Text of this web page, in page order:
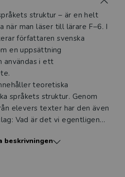
struktur – är en helt
när man läser till lärare F–6. I
författaren svenska
en uppsättning
användas i ett
teoretiska
språkets struktur. Genom
elevers texter har den även
Vad är det vi egentligen
anslaget förstärks genom
beskrivningen